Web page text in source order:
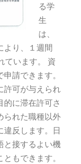
る学
生
は、
より、１週間
ています。 資
請できます。
許可が与えられ
的に滞在許可さ
られた職種以外
違反します。日
と接するよい機
もできます。